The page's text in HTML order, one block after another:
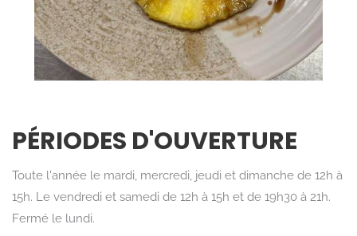
PÉRIODES D'OUVERTURE
Toute l'année le mardi, mercredi, jeudi et dimanche de 12h à
15h. Le vendredi et samedi de 12h à 15h et de 19h30 à 21h.
Fermé le lundi.